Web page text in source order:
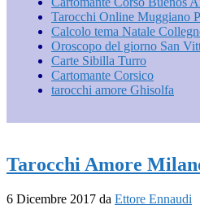
Tarocchi Online Muggiano
Calcolo tema Natale
Oroscopo del giorno San
Carte Sibilla Turro
Cartomante Corsico
tarocchi amore Ghisolfa
Tarocchi Amore
6 Dicembre 2017 da Ettore Ennaudi